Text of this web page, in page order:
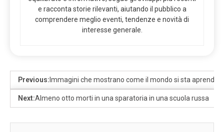
e racconta storie rilevanti, aiutando il pubblico a
comprendere meglio eventi, tendenze e novità di
interesse generale.
Previous: Immagini che mostrano come il mondo si sta aprendo
Next:Almeno otto morti in una sparatoria in una scuola russa